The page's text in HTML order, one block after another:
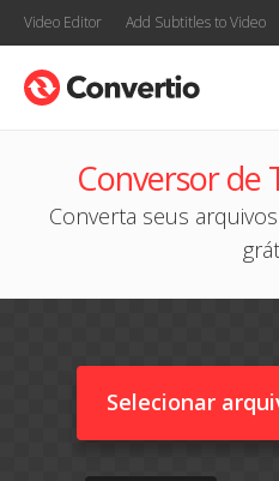
Video Editor Add Subtitles to Video
Conversor de
Converta seus
Selecionar